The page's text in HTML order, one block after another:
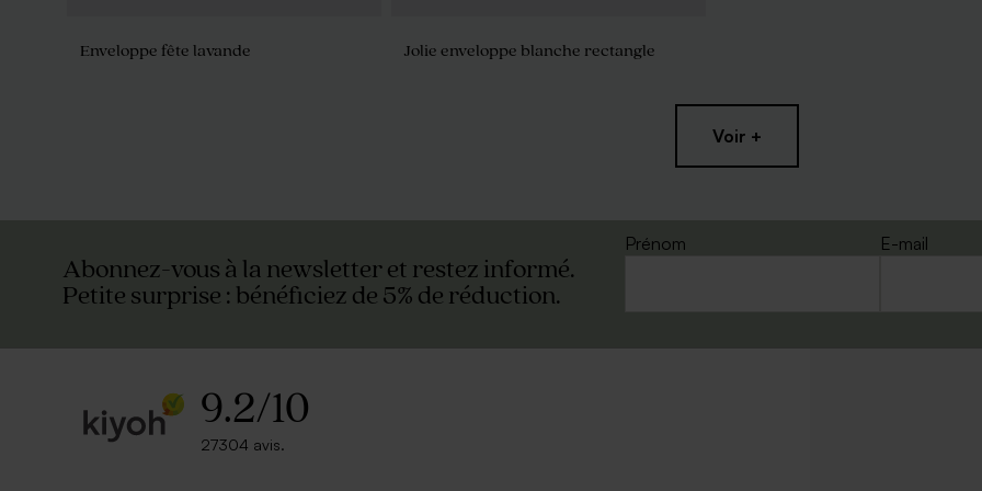
Enveloppe fête lavande Jolie enveloppe blanche rectangle
Enveloppe rose pâle
Voir +
Abonnez-vous à la newsletter et restez informé.
Petite surprise : bénéficiez de 5% de réduction.
Prénom
E-mail
9.2/10
27304 avis.